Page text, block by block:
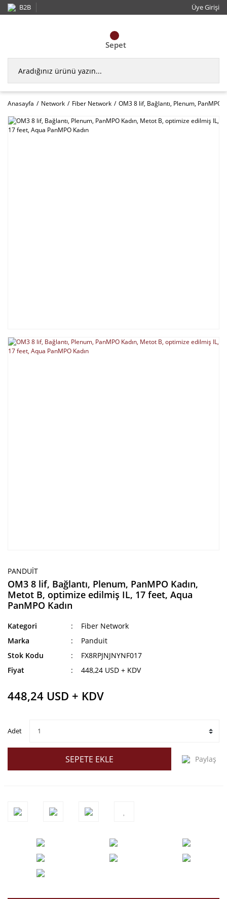
B2B Üye Girişi
Sepet
Anasayfa Network Fiber Network OM3 8 lif, Bağlantı, Plenum, PanMPO
PANDUIT
OM3 8 lif, Bağlantı, Plenum, PanMPO Kadın,
Metot B, optimize edilmiş IL, 17 feet, Aqua
PanMPO Kadın
Kategori
Fiber Network
Marka
Panduit
Stok Kodu
FX8RPJNJNYNF017
Fiyat
448,24 USD + KDV
448,24 USD + KDV
Adet
SEPETE EKLE Paylaş